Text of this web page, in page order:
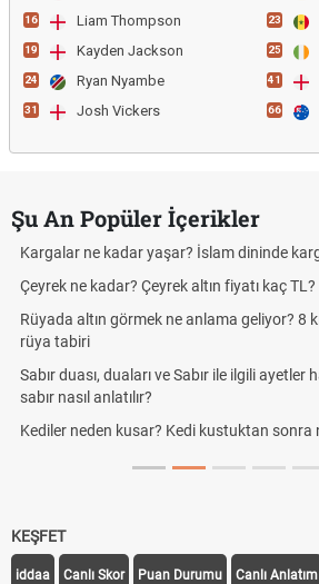
16 Liam Thompson
19 Kayden Jackson
24 Ryan Nyambe
31 Josh Vickers
23
25
41
66
Şu An Popüler İçerikler
İslam dininde karga ne anlama gelir?
altın fiyatı kaç TL?
anlama geliyor? 8 kısa maddede Altın
Sabır ile ilgili ayetler hadisler! Kuran'da
kustuktan sonra ne yapılmalı
KEŞFET
iddaa Canlı Skor Puan Durumu Canlı Anlatım